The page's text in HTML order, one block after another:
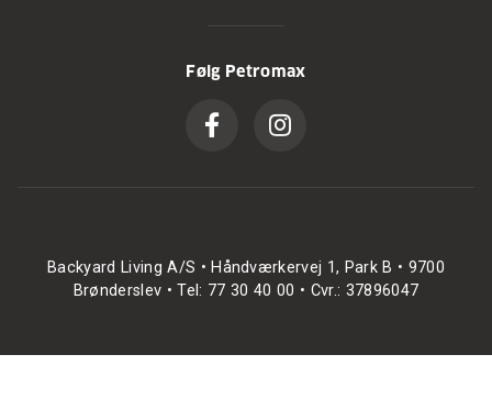
Følg Petromax
Backyard Living A/S • Håndværkervej 1, Park B • 9700
Brønderslev • Tel: 77 30 40 00 • Cvr.: 37896047